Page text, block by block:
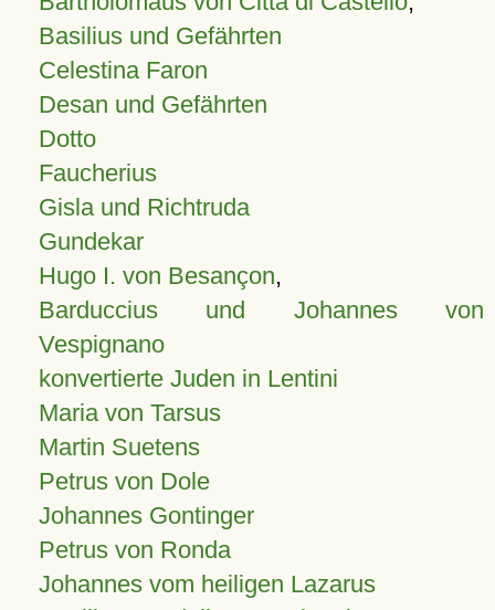
Basilius und Gefährten
Celestina Faron
Desan und Gefährten
Dotto
Faucherius
Gisla und Richtruda
Gundekar
Hugo I. von Besançon,
Barduccius und Johannes von
Vespignano
konvertierte Juden in Lentini
Maria von Tarsus
Martin Suetens
Petrus von Dole
Johannes Gontinger
Petrus von Ronda
Johannes vom heiligen Lazarus